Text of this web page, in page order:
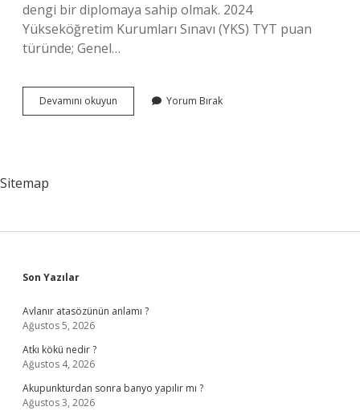
dengi bir diplomaya sahip olmak. 2024
Yükseköğretim Kurumları Sınavı (YKS) TYT puan
türünde; Genel…
Devamını okuyun Komiser
Olmak
Yorum Bırak
Sitemap
Sidebar
Son Yazılar
Avlanır atasözünün anlamı ?
Ağustos 5, 2026
Atkı kökü nedir ?
Ağustos 4, 2026
Akupunkturdan sonra banyo yapılır mı ?
Ağustos 3, 2026